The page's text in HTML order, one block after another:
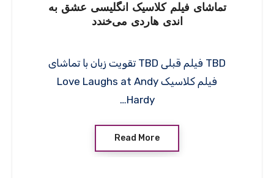
تماشای فیلم کلاسیک انگلیسی عشق به
اندی هاردی می‌خندد
TBD فیلم قبلی TBD تقویت زبان با تماشای
فیلم کلاسیک Love Laughs at Andy
Hardy…
Read More